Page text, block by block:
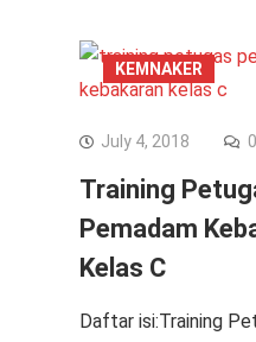
KEMNAKER
July 4, 2018 0
Training
Pemadam
Kelas C
Daftar isi:Training